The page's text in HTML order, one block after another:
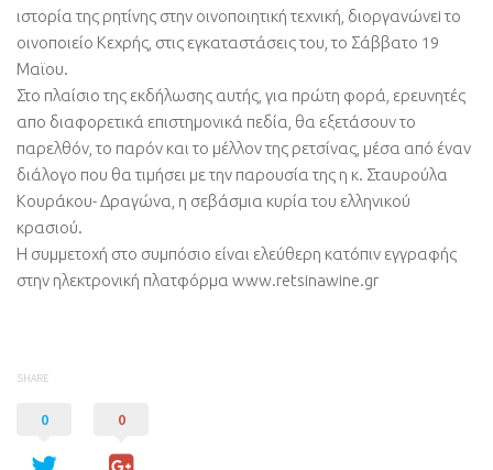
ιστορία της ρητίνης στην οινοποιητική τεχνική, διοργανώνεi το
οινοποιείο Κεχρής, στις εγκαταστάσεις του, το Σάββατο 19
Μαϊου.
Στο πλαίσιο της εκδήλωσης αυτής, για πρώτη φορά, ερευνητές
απο διαφορετικά επιστημονικά πεδία, θα εξετάσουν το
παρελθόν, το παρόν και το μέλλον της ρετσίνας, μέσα από έναν
διάλογο που θα τιμήσει με την παρουσία της η κ. Σταυρούλα
Κουράκου- Δραγώνα, η σεβάσμια κυρία του ελληνικού
κρασιού.
Η συμμετοχή στο συμπόσιο είναι ελεύθερη κατόπιν εγγραφής
στην ηλεκτρονική πλατφόρμα www.retsinawine.gr
SHARE
0 0